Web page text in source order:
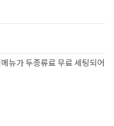
뉴가 두종류료 무료 세팅되어